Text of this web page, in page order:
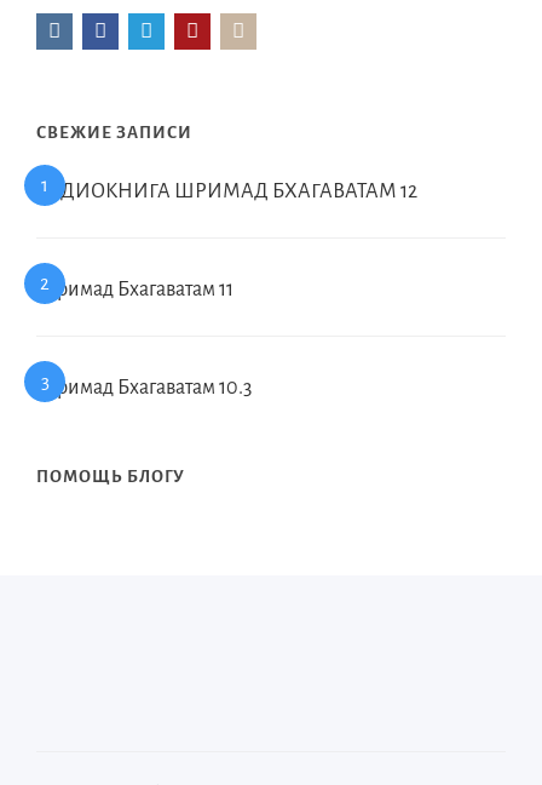
СВЕЖИЕ ЗАПИСИ
АУДИОКНИГА ШРИМАД БХАГАВАТАМ 12
Шримад Бхагаватам 11
Шримад Бхагаватам 10.3
ПОМОЩЬ БЛОГУ